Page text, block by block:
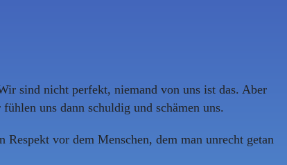
sind nicht perfekt, niemand von uns ist das. Aber
uns dann schuldig und schämen uns.
vor dem Menschen, dem man unrecht getan